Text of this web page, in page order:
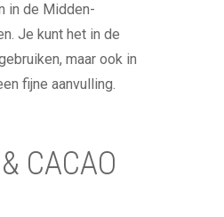
in de Midden-
Je kunt het in de
maar ook in
fijne aanvulling.
CACAO